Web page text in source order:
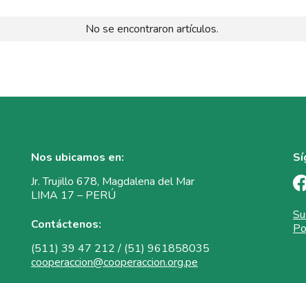
No se encontraron artículos.
Nos ubicamos en:
Jr. Trujillo 678, Magdalena del Mar
LIMA 17 – PERÚ
Contáctenos:
(511) 39 47 212 / (51) 961858035
cooperaccion@cooperaccion.org.pe